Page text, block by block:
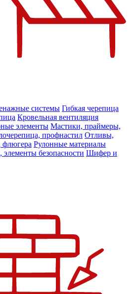
системы Гибкая черепица
Кровельная вентиляция
элементы Мастики, праймеры,
профнастил Отливы,
флюгера Рулонные материалы
элементы безопасности Шифер и